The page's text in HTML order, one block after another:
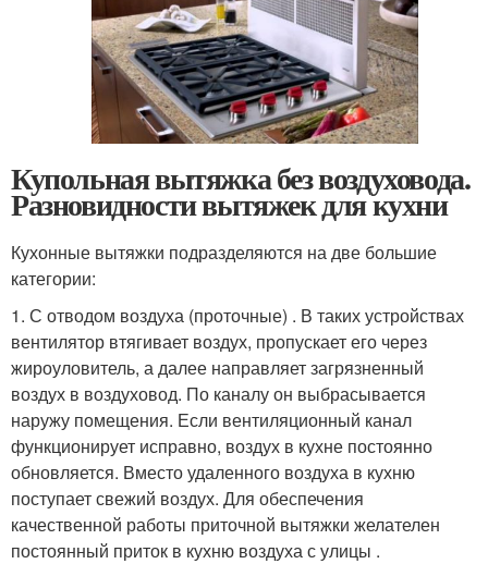
Купольная вытяжка без воздуховода.
Разновидности вытяжек для кухни
Кухонные вытяжки подразделяются на две большие
категории:
1. С отводом воздуха (проточные) . В таких устройствах
вентилятор втягивает воздух, пропускает его через
жироуловитель, а далее направляет загрязненный
воздух в воздуховод. По каналу он выбрасывается
наружу помещения. Если вентиляционный канал
функционирует исправно, воздух в кухне постоянно
обновляется. Вместо удаленного воздуха в кухню
поступает свежий воздух. Для обеспечения
качественной работы приточной вытяжки желателен
постоянный приток в кухню воздуха с улицы .